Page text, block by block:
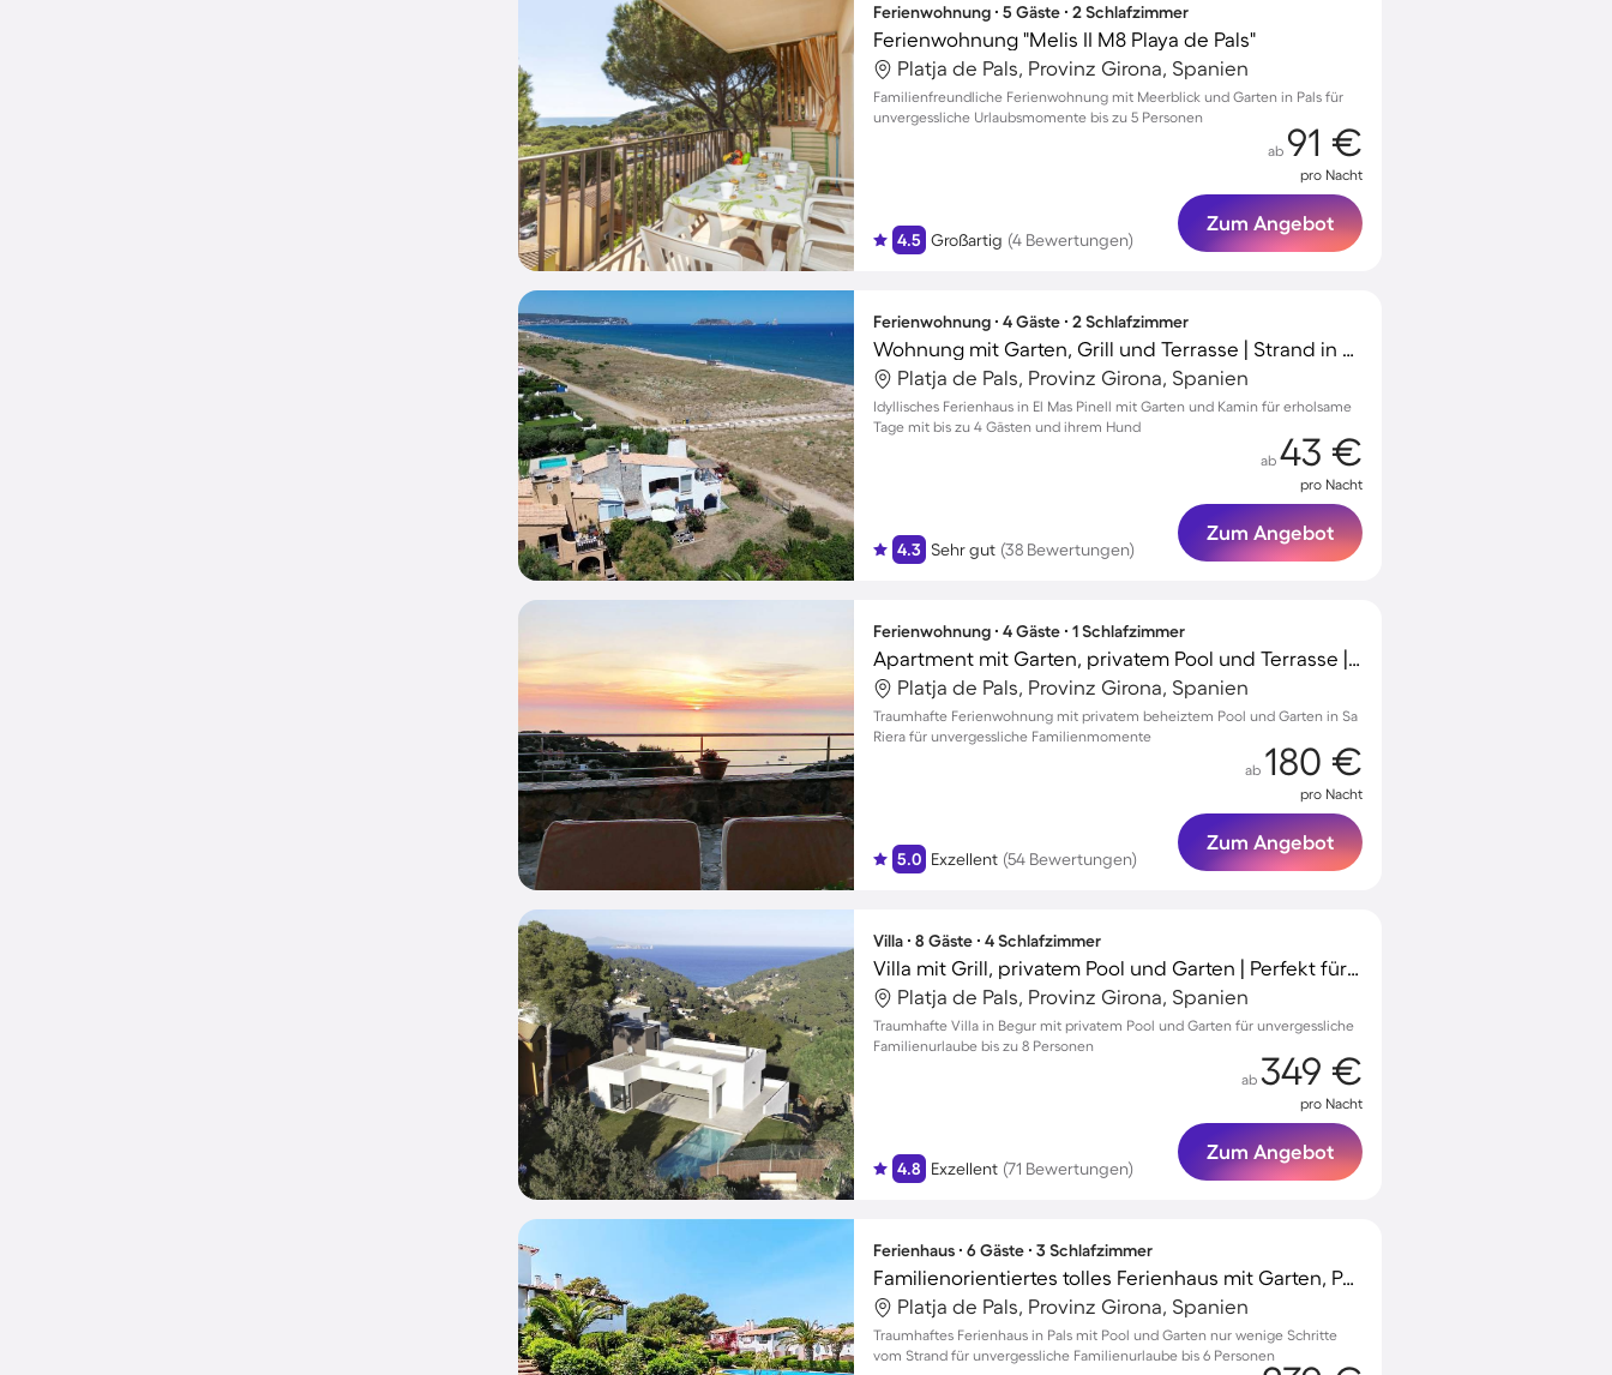
Ferienwohnung ∙ 5 Gäste ∙ 2 Schlafzimmer
Ferienwohnung "Melis II M8 Playa de Pals"
Platja de Pals, Provinz Girona, Spanien
Familienfreundliche Ferienwohnung mit Meerblick und Garten in Pals für
unvergessliche Urlaubsmomente bis zu 5 Personen
4.5 Großartig (4 Bewertungen)
ab 91 €
pro Nacht
Zum Angebot
Ferienwohnung ∙ 4 Gäste ∙ 2 Schlafzimmer
Wohnung mit Garten, Grill und Terrasse | Strand in der Nähe | Haustiere erlaubt
Platja de Pals, Provinz Girona, Spanien
Idyllisches Ferienhaus in El Mas Pinell mit Garten und Kamin für erholsame
Tage mit bis zu 4 Gästen und ihrem Hund
4.3 Sehr gut (38 Bewertungen)
ab 43 €
pro Nacht
Zum Angebot
Ferienwohnung ∙ 4 Gäste ∙ 1 Schlafzimmer
Apartment mit Garten, privatem Pool und Terrasse | Naturblick
Platja de Pals, Provinz Girona, Spanien
Traumhafte Ferienwohnung mit privatem beheiztem Pool und Garten in Sa
Riera für unvergessliche Familienmomente
5.0 Exzellent (54 Bewertungen)
ab 180 €
pro Nacht
Zum Angebot
Villa ∙ 8 Gäste ∙ 4 Schlafzimmer
Villa mit Grill, privatem Pool und Garten | Perfekt für die Arbeit von Zuhause
Platja de Pals, Provinz Girona, Spanien
Traumhafte Villa in Begur mit privatem Pool und Garten für unvergessliche
Familienurlaube bis zu 8 Personen
4.8 Exzellent (71 Bewertungen)
ab 349 €
pro Nacht
Zum Angebot
Ferienhaus ∙ 6 Gäste ∙ 3 Schlafzimmer
Familienorientiertes tolles Ferienhaus mit Garten, Pool und Terrasse | Gartenblick | Neben dem Strand
Platja de Pals, Provinz Girona, Spanien
Traumhaftes Ferienhaus in Pals mit Pool und Garten nur wenige Schritte
vom Strand für unvergessliche Familienurlaube bis 6 Personen